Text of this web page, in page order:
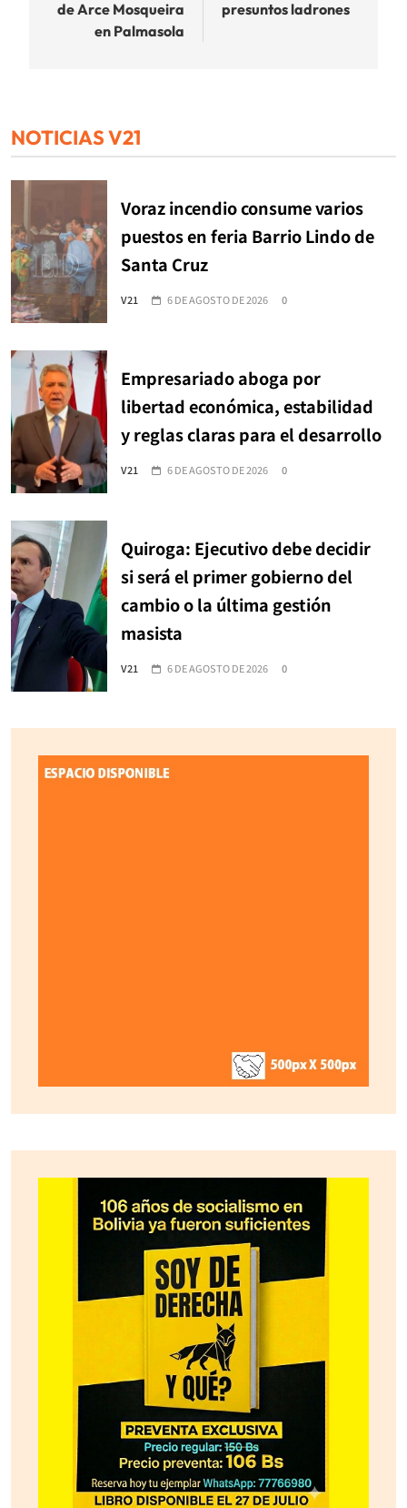
de Arce Mosqueira
en Palmasola
presuntos ladrones
NOTICIAS V21
Voraz incendio consume varios
puestos en feria Barrio Lindo de
Santa Cruz
V21 6 DE AGOSTO DE 2026 0
Empresariado aboga por
libertad económica, estabilidad
y reglas claras para el desarrollo
V21 6 DE AGOSTO DE 2026 0
Quiroga: Ejecutivo debe decidir
si será el primer gobierno del
cambio o la última gestión
masista
V21 6 DE AGOSTO DE 2026 0